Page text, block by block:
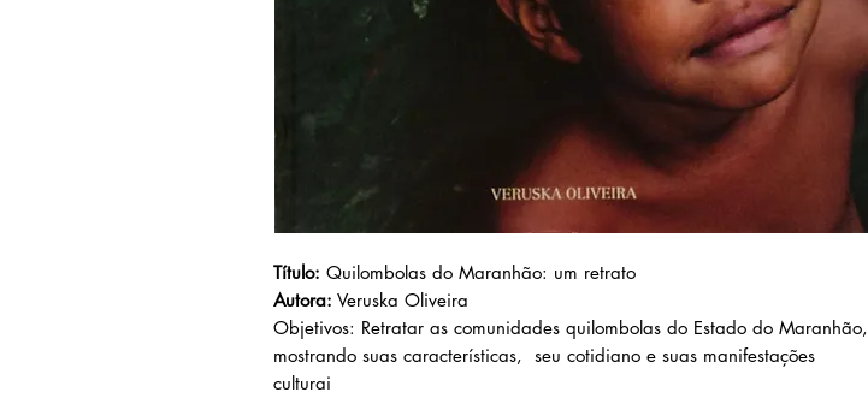
Título: Quilombolas do Maranhão: um retrato
Autora: Veruska Oliveira
Objetivos: Retratar as comunidades quilombolas do Estado do Maranhão,
mostrando suas características, seu cotidiano e suas manifestações
culturai